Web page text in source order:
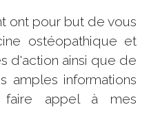
ont pour but de vous
ostéopathique et
d'action ainsi que de
amples informations
faire appel à mes